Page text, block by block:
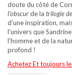
doute du côté de
l’obscurde la trilogie
d’une inspiration,
l’univers que
l’homme et de la
profond !
Achetez Et toujours